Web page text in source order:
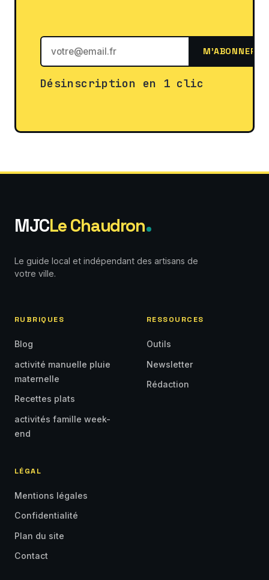
M'ABONNER
Désinscription en 1 clic
MJCLe Chaudron
Le guide local et indépendant des artisans de
votre ville.
RUBRIQUES
Blog
activité manuelle pluie
maternelle
Recettes plats
activités famille week-
end
RESSOURCES
Outils
Newsletter
Rédaction
LÉGAL
Mentions légales
Confidentialité
Plan du site
Contact